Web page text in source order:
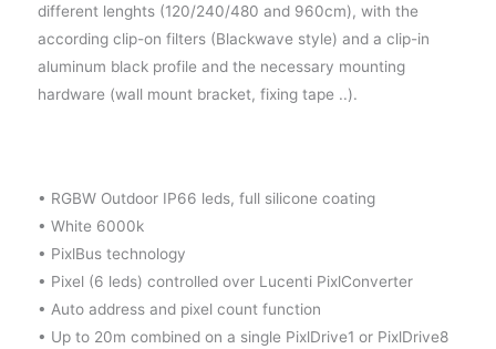
different lenghts (120/240/480 and 960cm), with the
according clip-on filters (Blackwave style) and a clip-in
aluminum black profile and the necessary mounting
hardware (wall mount bracket, fixing tape ..).
• RGBW Outdoor IP66 leds, full silicone coating
• White 6000k
• PixlBus technology
• Pixel (6 leds) controlled over Lucenti PixlConverter
• Auto address and pixel count function
• Up to 20m combined on a single PixlDrive1 or PixlDrive8